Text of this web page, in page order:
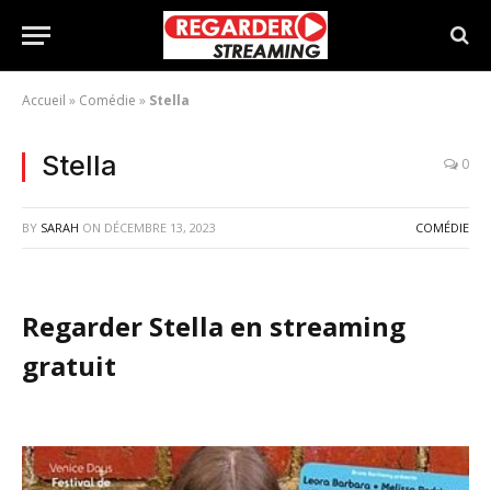
Accueil » Comédie » Stella
Stella 0
BY SARAH ON DÉCEMBRE 13, 2023 COMÉDIE
Regarder Stella en streaming
gratuit